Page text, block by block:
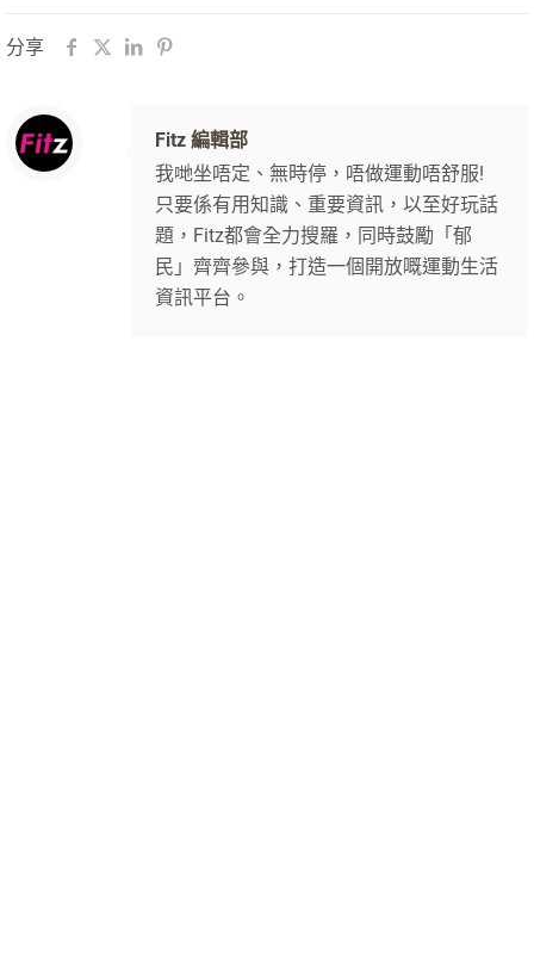
分享
Fitz 編輯部
我哋坐唔定、無時停，唔做運動唔舒服!
只要係有用知識、重要資訊，以至好玩話
題，Fitz都會全力搜羅，同時鼓勵「郁
民」齊齊參與，打造一個開放嘅運動生活
資訊平台。